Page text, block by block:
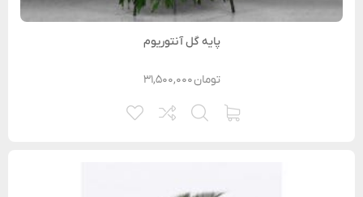
پایه گل آنتوریوم
۳۱,۵۰۰,۰۰۰تومان